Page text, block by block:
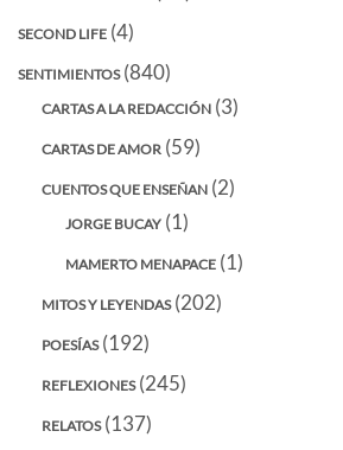
SECOND LIFE (4)
SENTIMIENTOS(840)
CARTAS A LA REDACCIÓN (3)
CARTAS DE AMOR (59)
CUENTOS QUE ENSEÑAN (2)
JORGE BUCAY (1)
MAMERTO MENAPACE (1)
MITOS Y LEYENDAS(202)
POESÍAS(192)
REFLEXIONES(245)
RELATOS(137)